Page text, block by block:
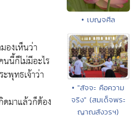
องเห็นว่า
นนี้ก็ไม่มีอะไร
พุทธเจ้าว่า
ดมาแล้วก็ต้อง
• เบญจศีล
• "สัจจะ คือความ
จริง" (สมเด็จพระ
ญาณสังวรฯ)